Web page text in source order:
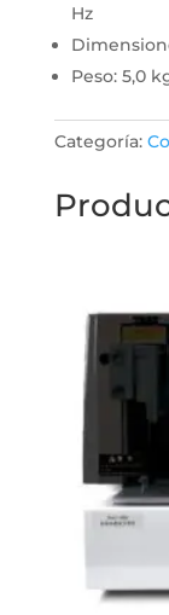
Hz
Peso: 5,0
Categoría: